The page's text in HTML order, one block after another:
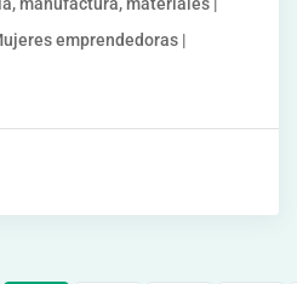
emprendedoras |